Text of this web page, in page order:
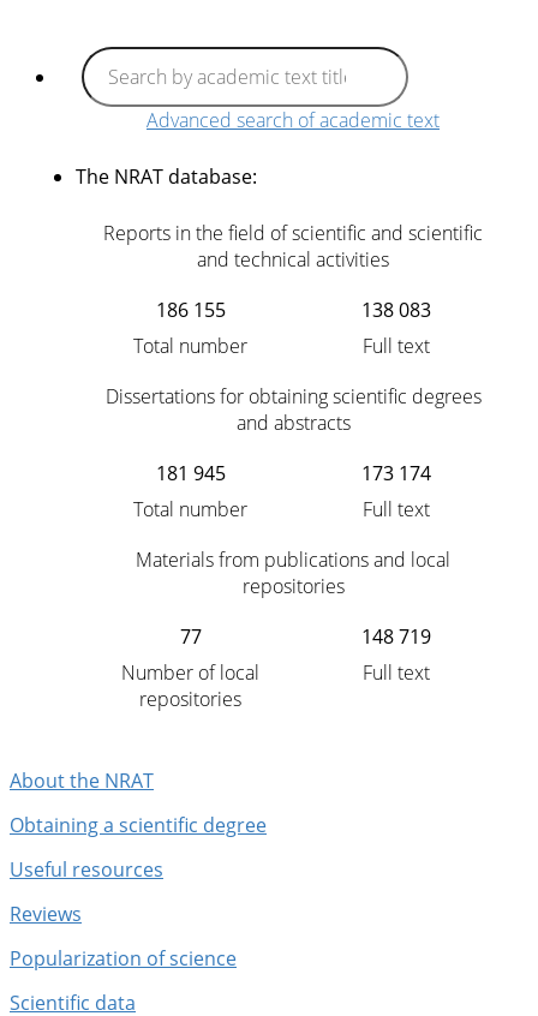
Advanced search of academic text
The NRAT database:
Reports in the field of scientific and scientific
and technical activities
186 155
Total number
138 083
Full text
Dissertations for obtaining scientific degrees
and abstracts
181 945
Total number
173 174
Full text
Materials from publications and local
repositories
77
Number of local
repositories
148 719
Full text
About the NRAT
Obtaining a scientific degree
Useful resources
Reviews
Popularization of science
Scientific data